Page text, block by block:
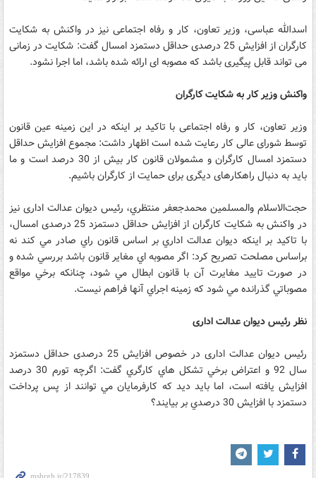
اسدالله عباسی، وزیر تعاون، کار و رفاه اجتماعی نیز در واکنش به شکایت
کارگران از افزایش 25 درصدی حداقل دستمزد امسال گفت: شکایت در زمانی
می تواند قابل پیگیری باشد که مصوبه ای ارائه شده باشد، اما اجرا نشود.
واکنش وزیر کار به شکایت کارگران
وزیر تعاون، کار و رفاه اجتماعی با تاکید بر اینکه در این زمینه عین قانون
توسط شورای عالی کار رعایت شده است اظهار داشت: مجموع افزایش حداقل
دستمزد امسال کارگران و مشمولان قانون کار بیش از 30 درصد است و ما
باید به دنبال راهکارهای دیگری برای حمایت از کارگران باشیم.
حجت‌الاسلام والمسلمين محمدجعفر منتظري، رئیس دیوان عدالت اداری نیز
در واکنش به شکایت کارگران از افزایش حداقل دستمزد 25 درصدی امسال،
با تاکيد بر اينکه ديوان عدالت اداري بر اساس قانون راي صادر مي کند نه
براساس مصلحت تصريح کرد: اگر مصوبه اي مغاير قانون باشد بررسي شده و
در صورت تاييد مغايرت آن با قانون ابطال مي شود، چنانکه برخي مواقع
مصوباتي گذرانده مي شود که زمينه اجراي آنها فراهم نيست.‏
نظر رئیس دیوان عدالت اداری
رئیس دیوان عدالت اداری در خصوص افزايش 25 درصدی حداقل دستمزد
سال 92 و اعتراض برخي تشکل هاي کارگري گفت: اگرچه تورم 30 درصد
افزايش يافته است، اما بايد ديد که کارفرمايان مي توانند از پس پرداخت
دستمزد با افزايش 30 درصدي بر بيايند؟